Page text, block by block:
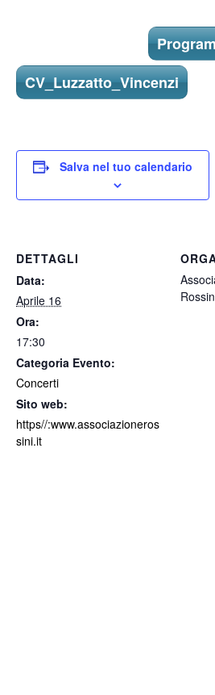
CV_Luzzatto_Vincenzi
Salva nel tuo calendario
DETTAGLI
Data:
Aprile 16
Ora:
17:30
Categoria Evento:
Concerti
Sito web:
https//:www.associazioneros
sini.it